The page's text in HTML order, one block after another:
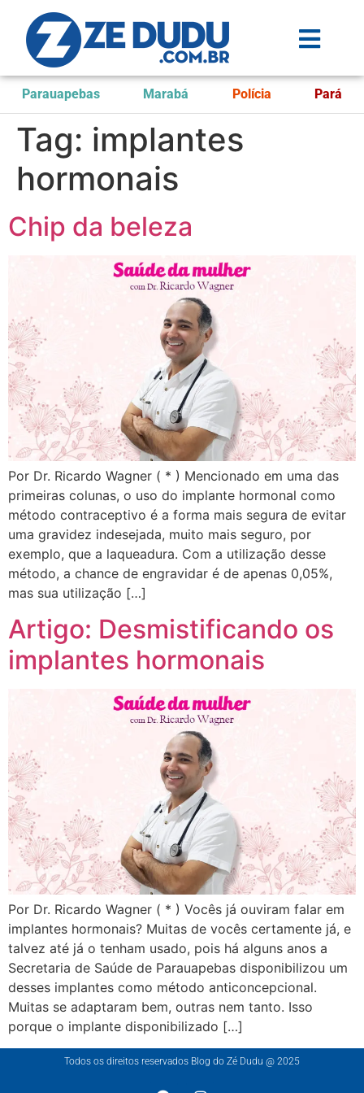
Parauapebas Marabá Polícia Pará
Tag: implantes
hormonais
Chip da beleza
Por Dr. Ricardo Wagner ( * ) Mencionado em uma das
primeiras colunas, o uso do implante hormonal como
método contraceptivo é a forma mais segura de evitar
uma gravidez indesejada, muito mais seguro, por
exemplo, que a laqueadura. Com a utilização desse
método, a chance de engravidar é de apenas 0,05%,
mas sua utilização […]
Artigo: Desmistificando os
implantes hormonais
Por Dr. Ricardo Wagner ( * ) Vocês já ouviram falar em
implantes hormonais? Muitas de vocês certamente já, e
talvez até já o tenham usado, pois há alguns anos a
Secretaria de Saúde de Parauapebas disponibilizou um
desses implantes como método anticoncepcional.
Muitas se adaptaram bem, outras nem tanto. Isso
porque o implante disponibilizado […]
Todos os direitos reservados Blog do Zé Dudu @ 2025